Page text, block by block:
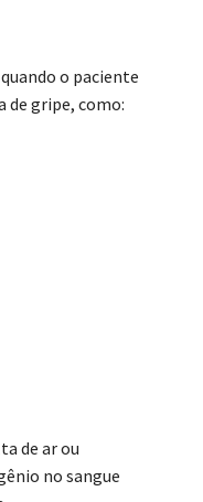
o paciente
de gripe, como:
de ar ou
no sangue